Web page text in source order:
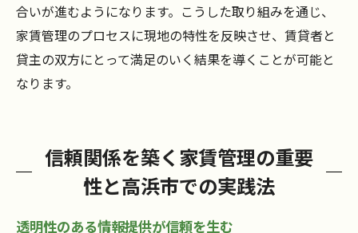
合いが進むようになります。こうした取り組みを通じ、
家賃管理のプロセスに現地の特性を反映させ、賃貸者と
貸主の双方にとって満足のいく結果を導くことが可能と
なります。
信頼関係を築く家賃管理の重要
性と高浜市での実践法
透明性のある情報提供が信頼を生む